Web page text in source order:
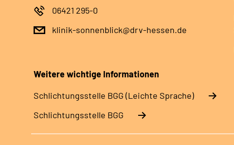
06421 295-0
klinik-sonnenblick@drv-hessen.de
Weitere wichtige Informationen
Schlich­tungs­stel­le BGG (Leichte Sprache)
Schlich­tungs­stel­le BGG